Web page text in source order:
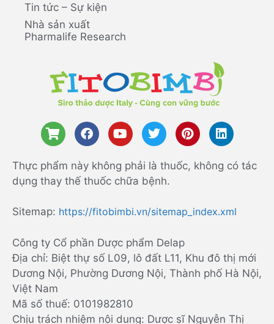
Tin tức – Sự kiện
Nhà sản xuất
Pharmalife Research
Thực phẩm này không phải là thuốc, không có tác
dụng thay thế thuốc chữa bệnh.
Sitemap: https://fitobimbi.vn/sitemap_index.xml
Công ty Cổ phần Dược phẩm Delap
Địa chỉ: Biệt thự số L09, lô đất L11, Khu đô thị mới
Dương Nội, Phường Dương Nội, Thành phố Hà Nội,
Việt Nam
Mã số thuế: 0101982810
Chịu trách nhiệm nội dung: Dược sĩ Nguyễn Thị